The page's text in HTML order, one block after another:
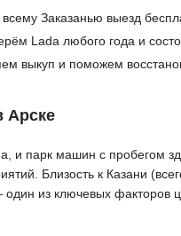
Заказанью выезд
Lada любого года и
выкуп и поможем
Арске
и парк машин с пробегом
Близость к Казани
из ключевых факторов